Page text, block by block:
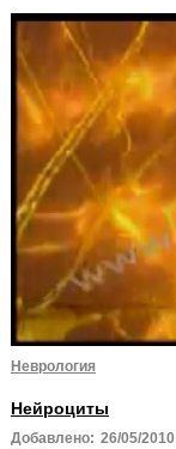
Неврология
Нейроциты
Добавлено: 26/05/2010